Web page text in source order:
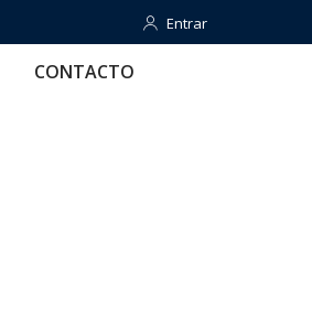
Entrar
Entrar
CONTACTO